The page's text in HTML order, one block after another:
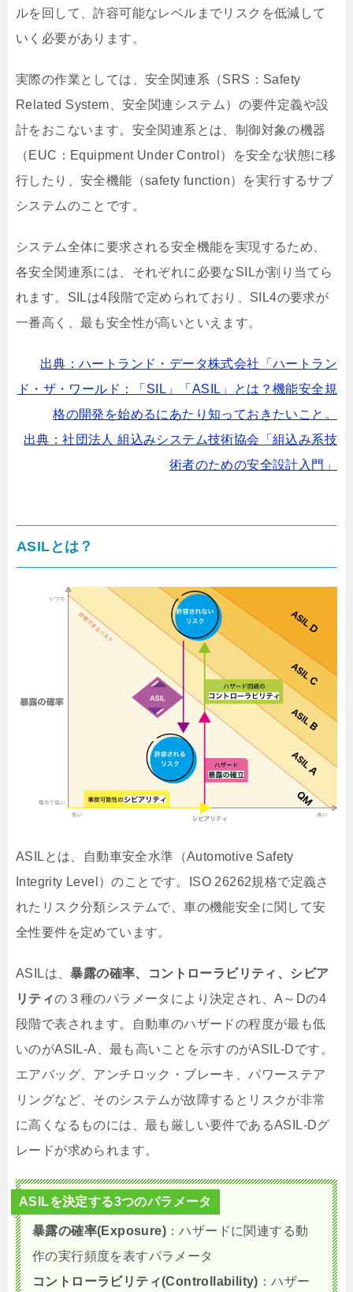
ルを回して、許容可能なレベルまでリスクを低減して
いく必要があります。
実際の作業としては、安全関連系（SRS：Safety
Related System、安全関連システム）の要件定義や設
計をおこないます。安全関連系とは、制御対象の機器
（EUC：Equipment Under Control）を安全な状態に移
行したり、安全機能（safety function）を実行するサブ
システムのことです。
システム全体に要求される安全機能を実現するため、
各安全関連系には、それぞれに必要なSILが割り当てら
れます。SILは4段階で定められており、SIL4の要求が
一番高く、最も安全性が高いといえます。
出典：ハートランド・データ株式会社「ハートラン
ド・ザ・ワールド：「SIL」「ASIL」とは？機能安全規
格の開発を始めるにあたり知っておきたいこと。
出典：社団法人 組込みシステム技術協会「組込み系技
術者のための安全設計入門」
ASILとは？
ASILとは、自動車安全水準（Automotive Safety
Integrity Level）のことです。ISO 26262規格で定義さ
れたリスク分類システムで、車の機能安全に関して安
全性要件を定めています。
ASILは、暴露の確率、コントローラビリティ、シビア
リティの３種のパラメータにより決定され、A～Dの4
段階で表されます。自動車のハザードの程度が最も低
いのがASIL-A、最も高いことを示すのがASIL-Dです。
エアバッグ、アンチロック・ブレーキ、パワーステア
リングなど、そのシステムが故障するとリスクが非常
に高くなるものには、最も厳しい要件であるASIL-Dグ
レードが求められます。
ASILを決定する3つのパラメータ
暴露の確率(Exposure) ：ハザードに関連する動
作の実行頻度を表すパラメータ
コントローラビリティ(Controllability) ：ハザー